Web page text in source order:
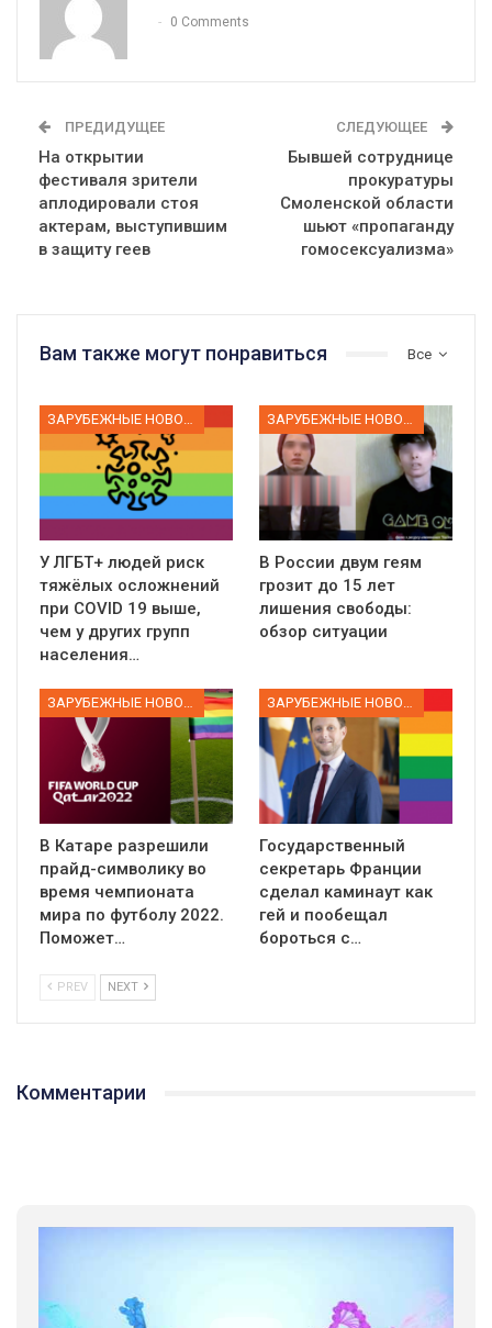
0 Comments
ПРЕДИДУЩЕЕ
На открытии
фестиваля зрители
аплодировали стоя
актерам, выступившим
в защиту геев
СЛЕДУЮЩЕЕ
Бывшей сотруднице
прокуратуры
Смоленской области
шьют «пропаганду
гомосексуализма»
Все
Вам также могут понравиться
У ЛГБТ+ людей риск
тяжёлых осложнений
при COVID 19 выше,
чем у других групп
населения…
В России двум геям
грозит до 15 лет
лишения свободы:
обзор ситуации
В Катаре разрешили
прайд-символику во
время чемпионата
мира по футболу 2022.
Поможет…
Государственный
секретарь Франции
сделал каминаут как
гей и пообещал
бороться с…
PREV NEXT
Комментарии